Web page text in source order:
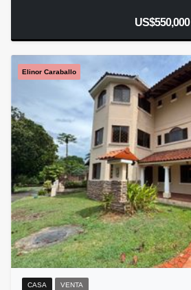
US$550,000
Elinor Caraballo
CASA VENTA